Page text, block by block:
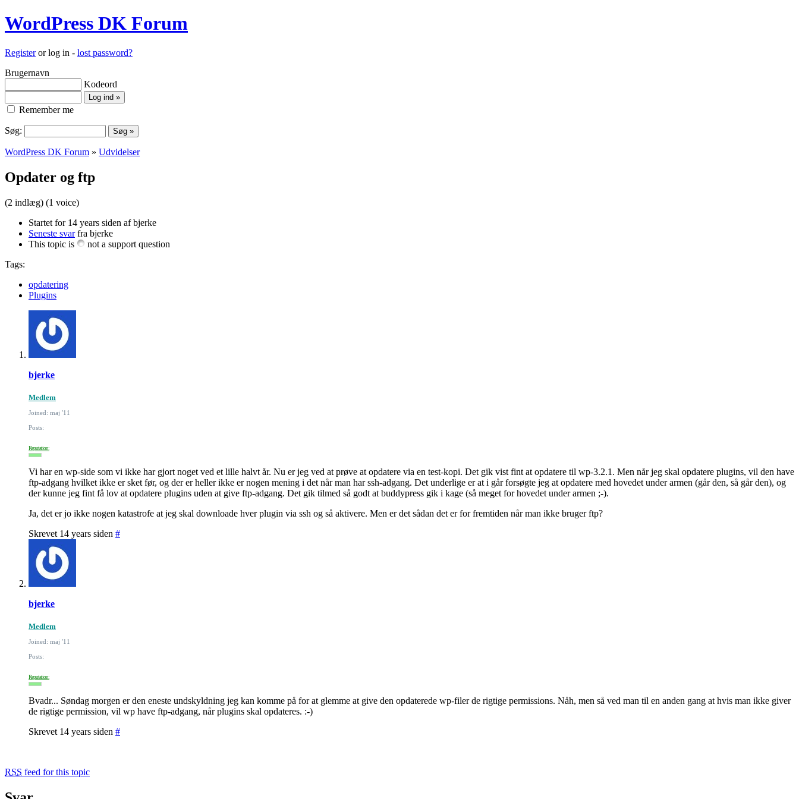
WordPress DK Forum
Registeror log in - lost password?
Brugernavn
Kodeord
Remember me
Søg:
WordPress DK Forum » Udvidelser
Opdater og ftp
(2 indlæg) (1 voice)
Startet for 14 years siden af bjerke
Seneste svarfra bjerke
This topic is
not a support question
Tags:
opdatering
Plugins
bjerke
Medlem
Joined: maj '11
Posts:
Reputation:
Vi har en wp-side som vi ikke har gjort noget ved et lille halvt år. Nu er jeg ved at prøve at opdatere via en test-kopi. Det gik vist fint at opdatere til wp-3.2.1. Men når jeg skal opdatere plugins, vil den have
ftp-adgang hvilket ikke er sket før, og der er heller ikke er nogen mening i det når man har ssh-adgang. Det underlige er at i går forsøgte jeg at opdatere med hovedet under armen (går den, så går den), og
der kunne jeg fint få lov at opdatere plugins uden at give ftp-adgang. Det gik tilmed så godt at buddypress gik i kage (så meget for hovedet under armen ;-).
Ja, det er jo ikke nogen katastrofe at jeg skal downloade hver plugin via ssh og så aktivere. Men er det sådan det er for fremtiden når man ikke bruger ftp?
Skrevet 14 years siden #
bjerke
Medlem
Joined: maj '11
Posts:
Reputation:
Bvadr... Søndag morgen er den eneste undskyldning jeg kan komme på for at glemme at give den opdaterede wp-filer de rigtige permissions. Nåh, men så ved man til en anden gang at hvis man ikke giver
de rigtige permission, vil wp have ftp-adgang, når plugins skal opdateres. :-)
Skrevet 14 years siden #
RSS feed for this topic